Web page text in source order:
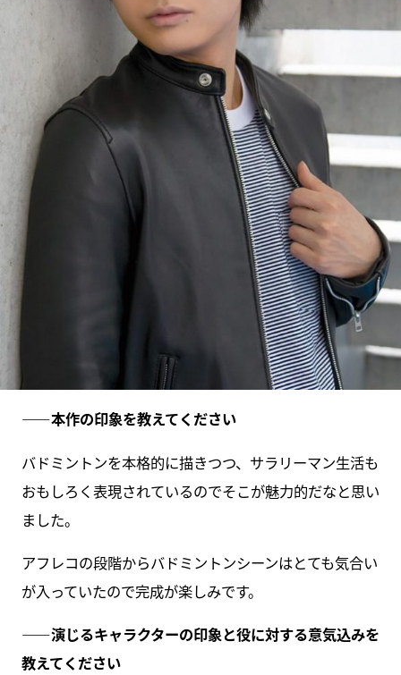
――本作の印象を教えてください
バドミントンを本格的に描きつつ、サラリーマン生活も
おもしろく表現されているのでそこが魅力的だなと思い
ました。
アフレコの段階からバドミントンシーンはとても気合い
が入っていたので完成が楽しみです。
――演じるキャラクターの印象と役に対する意気込みを
教えてください